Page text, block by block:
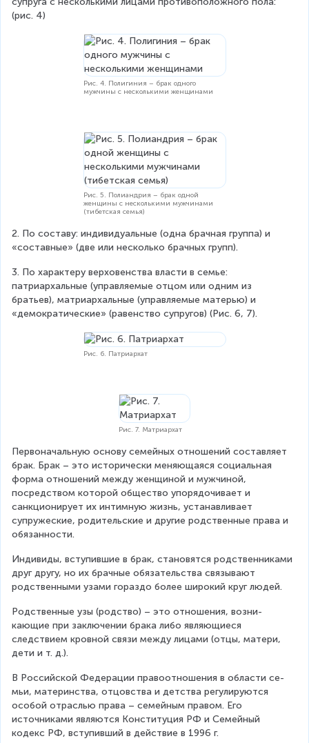
(рис. 4)
Рис. 4. Полигиния – брак одного
мужчины с несколькими женщинами
Рис. 5. Полиандрия – брак одной
женщины с несколькими мужчинами
(тибетская семья)
2. По составу: индивидуальные (одна брачная группа) и
«составные» (две или несколько брачных групп).
3. По характеру верховенства власти в семье:
патриархальные (управляемые отцом или одним из
братьев), матриархальные (управляемые матерью) и
«демократические» (равенство супругов) (Рис. 6, 7).
Рис. 6. Патриархат
Рис. 7. Матриархат
Первоначальную основу семейных отношений составляет
брак. Брак – это исторически меняющаяся социальная
фор­ма отношений между женщиной и мужчиной,
посредством которой общество упорядочивает и
санкционирует их ин­тимную жизнь, устанавливает
супружеские, родительские и другие родственные права и
обязанности.
Индивиды, вступившие в брак, становятся родственни­ками
друг другу, но их брачные обязательства связывают
родственными узами гораздо более широкий круг людей.
Родственные узы (родство) – это отношения, возни­
кающие при заключении брака либо являющиеся
следствием кровной связи между лицами (отцы, матери,
дети и т. д.).
В Российской Федерации правоотношения в области се­
мьи, материнства, отцовства и детства регулируются
особой отраслью права – семейным правом. Его
источниками явля­ются Конституция РФ и Семейный
кодекс РФ, вступивший в действие в 1996 г.